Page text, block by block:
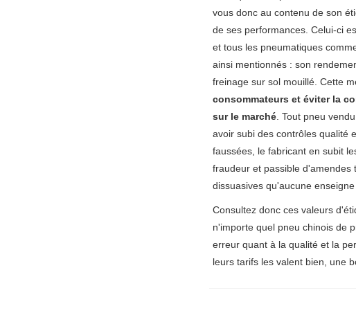
vous donc au contenu de son
de ses performances. Celui-ci
et tous les pneumatiques
ainsi mentionnés : son
freinage sur sol mouillé. Cette
consommateurs et éviter la
sur le marché . Tout pneu
avoir subi des contrôles qualité
faussées, le fabricant en subit
fraudeur et passible d'amendes
dissuasives qu'aucune
Consultez donc ces valeurs
n'importe quel pneu chinois de
erreur quant à la qualité et la
leurs tarifs les valent bien, une